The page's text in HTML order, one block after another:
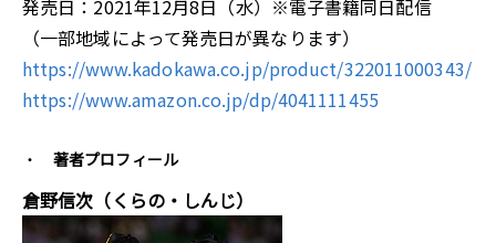
発売日：2021年12月8日（水）※電子書籍同日配信
（一部地域によって発売日が異なります）
https://www.kadokawa.co.jp/product/322011000343/
https://www.amazon.co.jp/dp/4041111455
著者プロフィール
倉野信次（くらの・しんじ）